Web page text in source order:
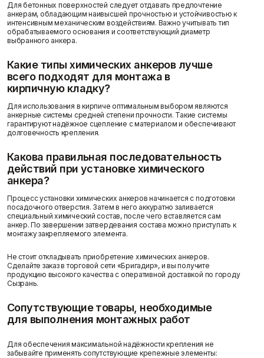
Для бетонных поверхностей следует отдавать предпочтение
анкерам, обладающим наивысшей прочностью и устойчивостью к
интенсивным механическим воздействиям. Важно учитывать тип
обрабатываемого основания и соответствующий диаметр
выбранного анкера.
Какие типы химических анкеров лучше
всего подходят для монтажа в
кирпичную кладку?
Для использования в кирпиче оптимальным выбором являются
анкерные системы средней степени прочности. Такие системы
гарантируют надёжное сцепление с материалом и обеспечивают
долговечность крепления.
Какова правильная последовательность
действий при установке химического
анкера?
Процесс установки химических анкеров начинается с подготовки
посадочного отверстия. Затем в него аккуратно заливается
специальный химический состав, после чего вставляется сам
анкер. По завершении затвердевания состава можно приступать к
монтажу закрепляемого элемента.
Не стоит откладывать приобретение химических анкеров.
Сделайте заказ в торговой сети «Бригадир», и вы получите
продукцию высокого качества с оперативной доставкой по городу
Сызрань.
Сопутствующие товары, необходимые
для выполнения монтажных работ
Для обеспечения максимальной надёжности крепления не
забывайте применять сопутствующие крепежные элементы: